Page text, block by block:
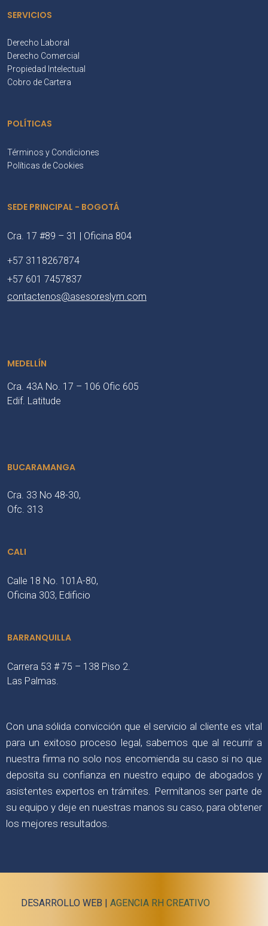
SERVICIOS
Derecho Laboral
Derecho Comercial
Propiedad Intelectual
Cobro de Cartera
POLÍTICAS
Términos y Condiciones
Políticas de Cookies
SEDE PRINCIPAL - BOGOTÁ
Cra. 17 #89 – 31 | Oficina 804
+57 3118267874
+57 601 7457837
contactenos@asesoreslym.com
MEDELLÍN
Cra. 43A No. 17 – 106 Ofic 605
Edif. Latitude
BUCARAMANGA
Cra. 33 No 48-30,
Ofc. 313
CALI
Calle 18 No. 101A-80,
Oficina 303, Edificio
BARRANQUILLA
Carrera 53 # 75 – 138 Piso 2.
Las Palmas.
Con una sólida convicción que el servicio al cliente es vital
para un exitoso proceso legal, sabemos que al recurrir a
nuestra firma no solo nos encomienda su caso si no que
deposita su confianza en nuestro equipo de abogados y
asistentes expertos en trámites. Permítanos ser parte de
su equipo y deje en nuestras manos su caso, para obtener
los mejores resultados.
DESARROLLO WEB | AGENCIA RH CREATIVO